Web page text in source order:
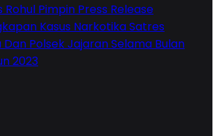
Rohul Pimpin Press Release
Kasus Narkotika Satres
Polsek Jajaran Selama Bulan
2023